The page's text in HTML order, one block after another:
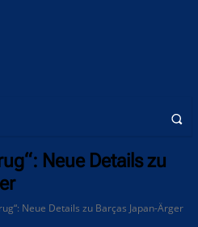
Neue Details zu
Neue Details zu Barças Japan-Ärger